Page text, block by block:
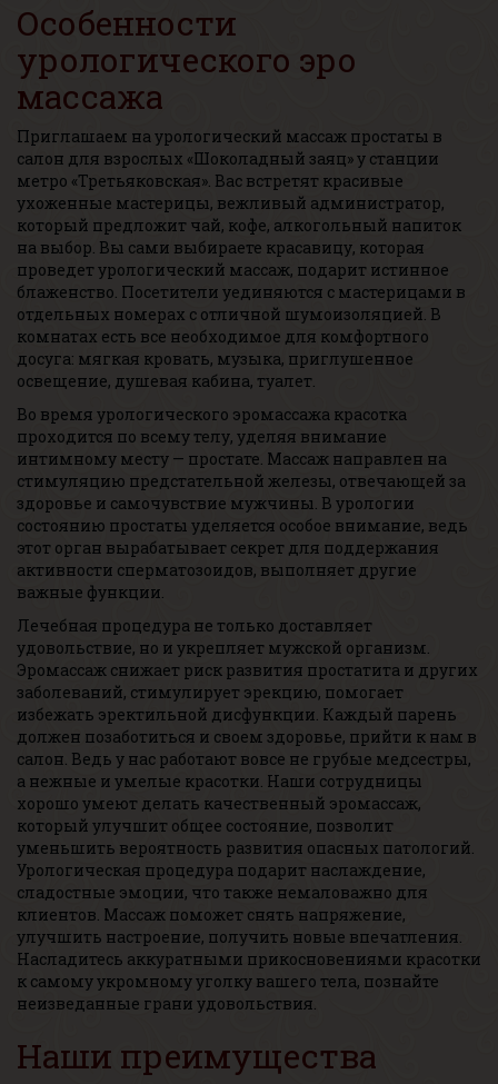
Особенности
урологического эро
массажа
Приглашаем на урологический массаж простаты в
салон для взрослых «Шоколадный заяц» у станции
метро «Третьяковская». Вас встретят красивые
ухоженные мастерицы, вежливый администратор,
который предложит чай, кофе, алкогольный напиток
на выбор. Вы сами выбираете красавицу, которая
проведет урологический массаж, подарит истинное
блаженство. Посетители уединяются с мастерицами в
отдельных номерах с отличной шумоизоляцией. В
комнатах есть все необходимое для комфортного
досуга: мягкая кровать, музыка, приглушенное
освещение, душевая кабина, туалет.
Во время урологического эромассажа красотка
проходится по всему телу, уделяя внимание
интимному месту — простате. Массаж направлен на
стимуляцию предстательной железы, отвечающей за
здоровье и самочувствие мужчины. В урологии
состоянию простаты уделяется особое внимание, ведь
этот орган вырабатывает секрет для поддержания
активности сперматозоидов, выполняет другие
важные функции.
Лечебная процедура не только доставляет
удовольствие, но и укрепляет мужской организм.
Эромассаж снижает риск развития простатита и других
заболеваний, стимулирует эрекцию, помогает
избежать эректильной дисфункции. Каждый парень
должен позаботиться и своем здоровье, прийти к нам в
салон. Ведь у нас работают вовсе не грубые медсестры,
а нежные и умелые красотки. Наши сотрудницы
хорошо умеют делать качественный эромассаж,
который улучшит общее состояние, позволит
уменьшить вероятность развития опасных патологий.
Урологическая процедура подарит наслаждение,
сладостные эмоции, что также немаловажно для
клиентов. Массаж поможет снять напряжение,
улучшить настроение, получить новые впечатления.
Насладитесь аккуратными прикосновениями красотки
к самому укромному уголку вашего тела, познайте
неизведанные грани удовольствия.
Наши преимущества